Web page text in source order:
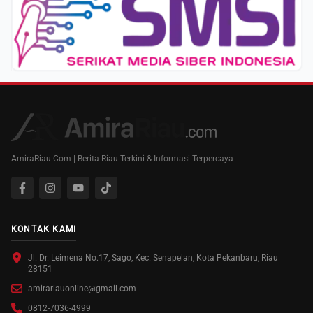
AmiraRiau.Com | Berita Riau Terkini & Informasi Terpercaya
KONTAK KAMI
Jl. Dr. Leimena No.17, Sago, Kec. Senapelan, Kota Pekanbaru, Riau
28151
amirariauonline@gmail.com
0812-7036-4999